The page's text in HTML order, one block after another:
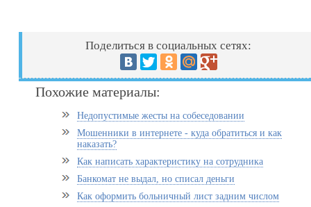
Поделиться в социальных сетях:
Похожие материалы:
Недопустимые жесты на собеседовании
Мошенники в интернете - куда обратиться и как
наказать?
Как написать характеристику на сотрудника
Банкомат не выдал, но списал деньги
Как оформить больничный лист задним числом